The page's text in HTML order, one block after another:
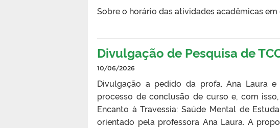
Sobre o horário das atividades acadêmicas
Divulgação de Pesquisa de
10/06/2026
Divulgação a pedido da profa. Ana Laura
processo de conclusão de curso e, com
Encanto à Travessia: Saúde Mental de
orientado pela professora Ana Laura. A